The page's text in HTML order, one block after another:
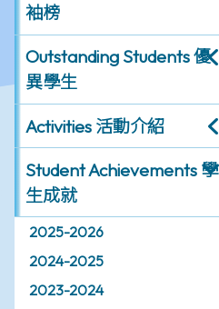
袖榜
Outstanding Students 優
異學生
Activities 活動介紹
Student Achievements 學
生成就
2025-2026
2024-2025
2023-2024